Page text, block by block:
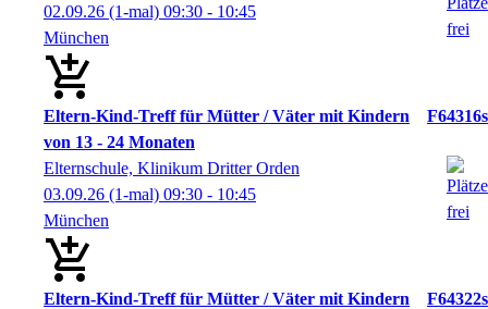
02.09.26 (1-mal) 09:30 - 10:45
München
Eltern-Kind-Treff für Mütter / Väter mit Kindern
von 13 - 24 Monaten
F64316s
Elternschule, Klinikum Dritter Orden
03.09.26 (1-mal) 09:30 - 10:45
München
Eltern-Kind-Treff für Mütter / Väter mit Kindern
F64322s